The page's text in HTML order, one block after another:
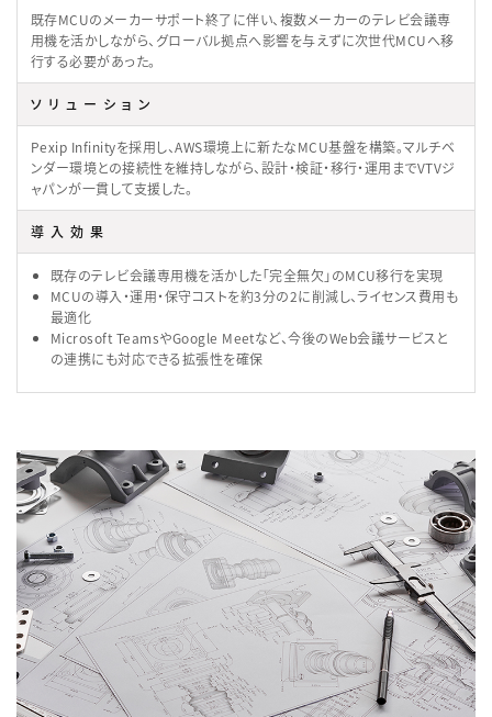
既存MCUのメーカーサポート終了に伴い、複数メーカーのテレビ会議専
用機を活かしながら、グローバル拠点へ影響を与えずに次世代MCUへ移
行する必要があった。
ソリューション
Pexip Infinityを採用し、AWS環境上に新たなMCU基盤を構築。マルチベ
ンダー環境との接続性を維持しながら、設計・検証・移行・運用までVTVジ
ャパンが一貫して支援した。
導入効果
既存のテレビ会議専用機を活かした「完全無欠」のMCU移行を実現
MCUの導入・運用・保守コストを約3分の2に削減し、ライセンス費用も
最適化
Microsoft TeamsやGoogle Meetなど、今後のWeb会議サービスと
の連携にも対応できる拡張性を確保